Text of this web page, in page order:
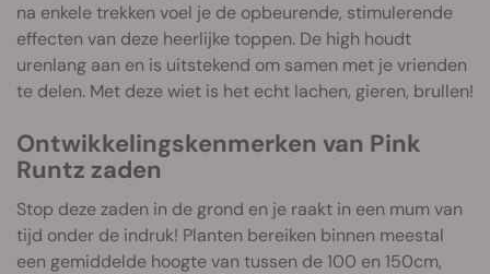
na enkele trekken voel je de opbeurende, stimulerende
effecten van deze heerlijke toppen. De high houdt
urenlang aan en is uitstekend om samen met je vrienden
te delen. Met deze wiet is het echt lachen, gieren, brullen!
Ontwikkelingskenmerken van Pink
Runtz zaden
Stop deze zaden in de grond en je raakt in een mum van
tijd onder de indruk! Planten bereiken binnen meestal
een gemiddelde hoogte van tussen de 100 en 150cm,